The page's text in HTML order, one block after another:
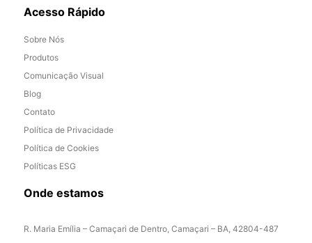
Acesso Rápido
Sobre Nós
Produtos
Comunicação Visual
Blog
Contato
Política de Privacidade
Política de Cookies
Políticas ESG
Onde estamos
R. Maria Emília – Camaçari de Dentro, Camaçari – BA, 42804-487